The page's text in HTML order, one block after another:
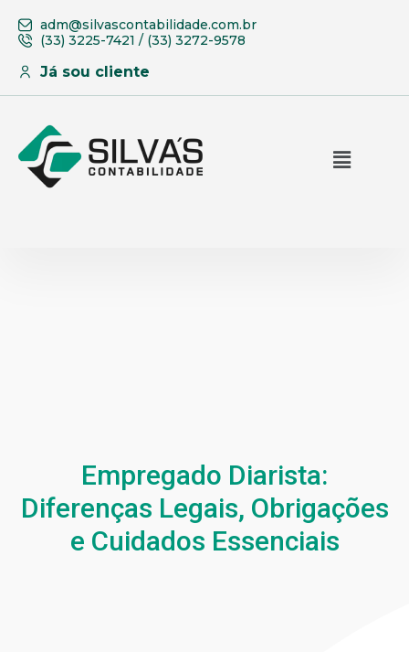
adm@silvascontabilidade.com.br
(33) 3225-7421 / (33) 3272-9578
Já sou cliente
Empregado Diarista:
Diferenças Legais, Obrigações
e Cuidados Essenciais